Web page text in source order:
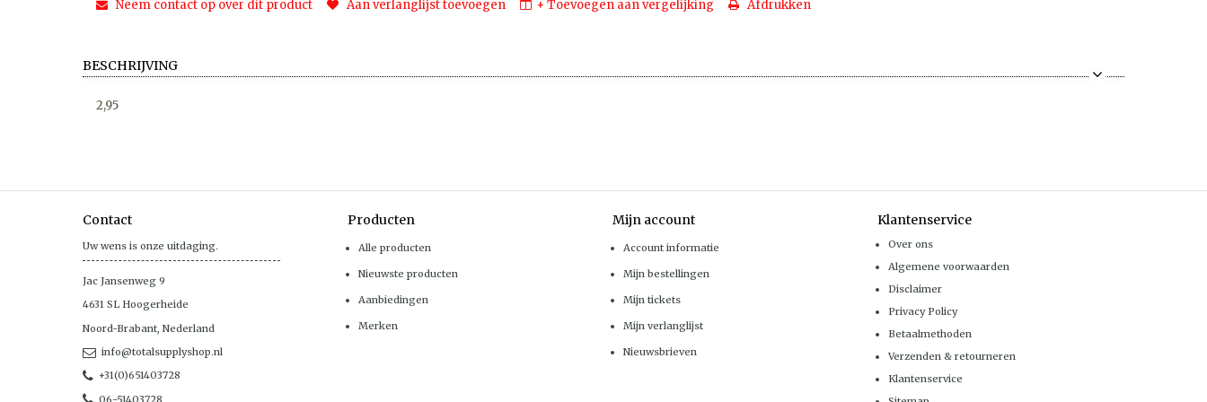
Neem contact op over dit product Aan verlanglijst toevoegen + Toevoegen aan vergelijking Afdrukken
BESCHRIJVING
2,95
Contact
Uw wens is onze uitdaging.
Jac Jansenweg 9
4631 SL Hoogerheide
Noord-Brabant Nederland
info@totalsupplyshop.nl
+31(0)651403728
06-51403728
Producten
Alle producten
Nieuwste producten
Aanbiedingen
Merken
Mijn account
Account informatie
Mijn bestellingen
Mijn tickets
Mijn verlanglijst
Nieuwsbrieven
Klantenservice
Over ons
Algemene voorwaarden
Disclaimer
Privacy Policy
Betaalmethoden
Verzenden & retourneren
Klantenservice